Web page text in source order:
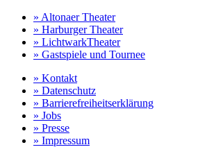
» Altonaer Theater
» Harburger Theater
» LichtwarkTheater
» Gastspiele und Tournee
» Kontakt
» Datenschutz
» Barrierefreiheitserklärung
» Jobs
» Presse
» Impressum